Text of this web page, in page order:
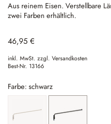
Aus reinem Eisen. Verstellbare
zwei Farben erhältlich.
46,95 €
inkl. MwSt. zzgl. Versandkosten
Best-Nr. 13166
Farbe: schwarz
antikweiß